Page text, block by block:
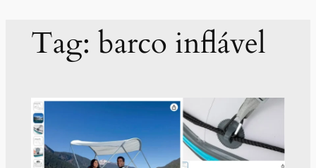
Tag: barco inflável